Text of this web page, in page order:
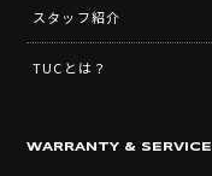
スタッフ紹介
TUCとは？
WARRANTY & SERVICE